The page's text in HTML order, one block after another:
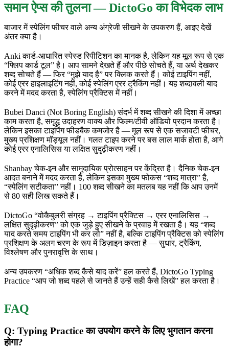
समान ऐप्स की तुलना — DictoGo का विभेदक लाभ
बाजार में स्पेलिंग फीचर वाले अन्य अंग्रेजी सीखने के उपकरण हैं, आइए देखें
अंतर क्या है।
Anki कार्ड-आधारित स्पेस्ड रिपीटिशन का मानक है, लेकिन यह मूल रूप से एक
“फ्लिप कार्ड टूल” है। आप सामने देखते हैं और पीछे सोचते हैं, या अर्थ देखकर
शब्द सोचते हैं — फिर “मुझे याद है” पर क्लिक करते हैं। कोई टाइपिंग नहीं,
कोई एरर हाइलाइटिंग नहीं, कोई स्पेलिंग एरर ट्रैकिंग नहीं। यह शब्दावली याद
करने में मदद करता है, स्पेलिंग प्रैक्टिस में नहीं।
Bubei Danci (Not Boring English) संदर्भ में शब्द सीखने की दिशा में अच्छा
काम करता है, समृद्ध उदाहरण वाक्य और फिल्म/टीवी ऑडियो प्रदान करता है।
लेकिन इसका टाइपिंग फीडबैक कमजोर है — मूल रूप से एक सजावटी फीचर,
मुख्य प्रशिक्षण मॉड्यूल नहीं। गलत टाइप करने पर बस लाल मार्क होता है, आगे
कोई एरर एनालिसिस या लक्षित सुदृढ़ीकरण नहीं।
Shanbay चेक-इन और सामुदायिक प्रोत्साहन पर केंद्रित है। दैनिक चेक-इन
आदत बनाने में मदद करता है, लेकिन इसका मुख्य फोकस “शब्द मात्रा” है,
“स्पेलिंग सटीकता” नहीं। 100 शब्द सीखने का मतलब यह नहीं कि आप उनमें
से 80 सही लिख सकते हैं।
DictoGo “वोकैबुलरी संग्रह → टाइपिंग प्रैक्टिस → एरर एनालिसिस →
लक्षित सुदृढ़ीकरण” को एक जुड़े हुए सीखने के प्रवाह में रखता है। यह “शब्द
याद करते समय टाइपिंग भी कर लो” नहीं है, बल्कि टाइपिंग प्रैक्टिस को स्पेलिंग
प्रशिक्षण के अलग चरण के रूप में डिज़ाइन करता है — सुधार, ट्रैकिंग,
विश्लेषण और पुनरावृत्ति के साथ।
अन्य उपकरण “अधिक शब्द कैसे याद करें” हल करते हैं, DictoGo Typing
Practice “आप जो शब्द पहले से जानते हैं उन्हें सही कैसे लिखें” हल करता है।
FAQ
Q: Typing Practice का उपयोग करने के लिए भुगतान करना
होगा?